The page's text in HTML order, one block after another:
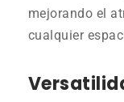
mejorando el
cualquier